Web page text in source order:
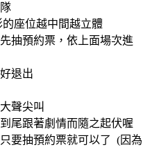
座位越中間越立體
抽預約票，依上面場次進
退出
聲尖叫
尾跟著劇情而隨之起伏喔
要抽預約票就可以了 (因為